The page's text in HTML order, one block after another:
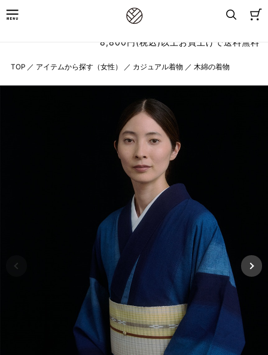
8,800円(税込)以上お買上げで送料無料
TOP ／ アイテムから探す（女性） ／ カジュアル着物 ／ 木綿の着物